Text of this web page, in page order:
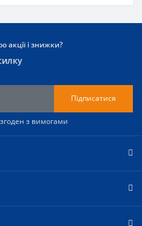
акції і знижки?
Підписатися
згоден з вимогами